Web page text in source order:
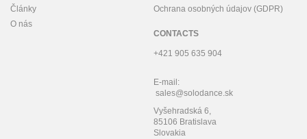
Články
O nás
Ochrana osobných údajov (GDPR)
CONTACTS
+421 905 635 904
E-mail:
sales@solodance.sk
Vyšehradská 6,
85106 Bratislava
Slovakia